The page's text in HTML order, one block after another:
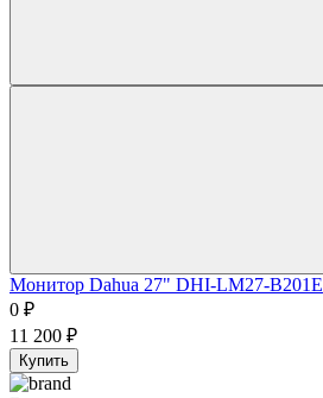
Монитор Dahua 27" DHI-LM27-B201E
0 ₽
11 200 ₽
Купить